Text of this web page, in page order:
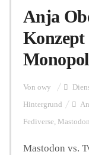
Anja
Von owy
Hintergrund
Fediverse, Mastodon
Mastodon vs.